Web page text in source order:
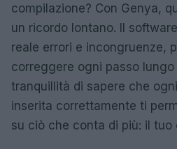
compilazione? Con Genya,
un ricordo lontano. Il
reale errori e incongruenze,
correggere ogni passo lungo
tranquillità di sapere che
inserita correttamente ti
su ciò che conta di più: il tuo